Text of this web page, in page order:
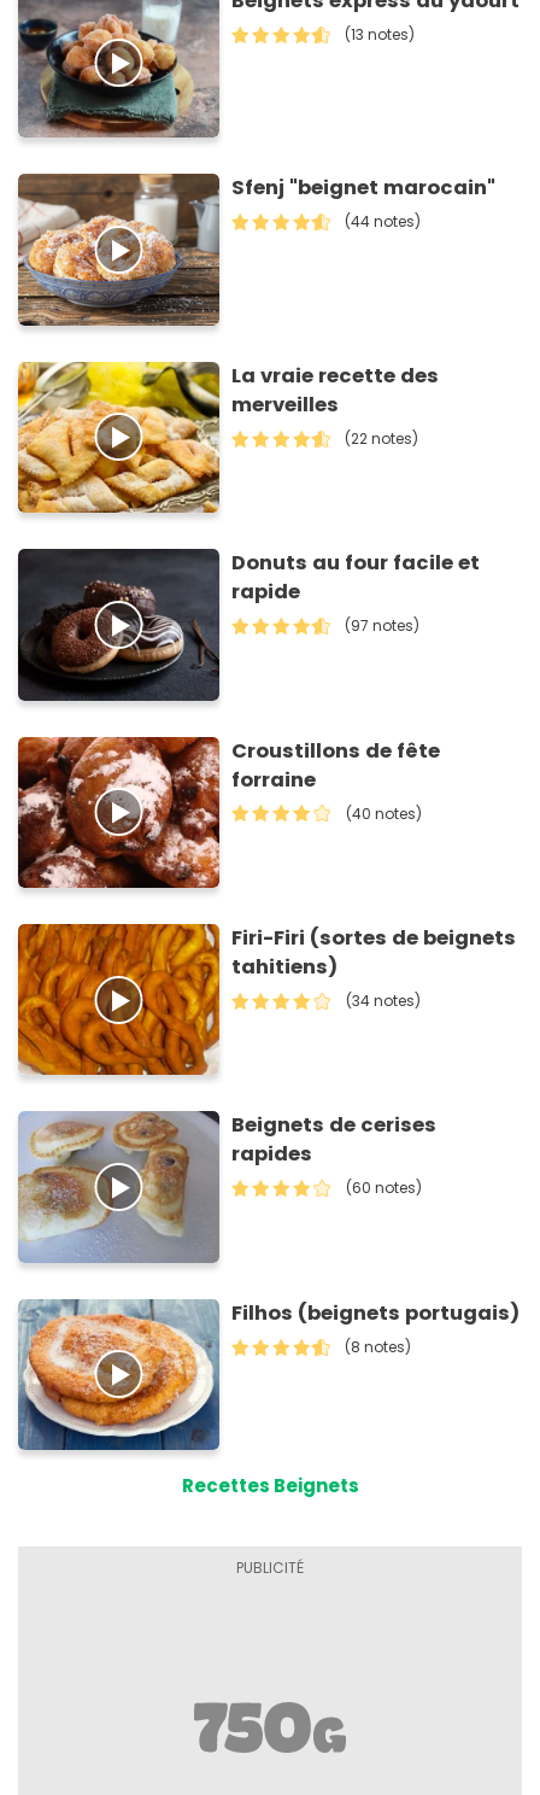
(13 notes)
Sfenj "beignet marocain"
(44 notes)
La vraie recette des
merveilles
(22 notes)
Donuts au four facile et
rapide
(97 notes)
Croustillons de fête
forraine
(40 notes)
Firi-Firi (sortes de beignets
tahitiens)
(34 notes)
Beignets de cerises
rapides
(60 notes)
Filhos (beignets portugais)
(8 notes)
Recettes Beignets